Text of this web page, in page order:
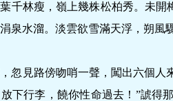
千林瘦，嶺上幾株松柏秀。未
泉水溜。淡雲欲雪滿天浮，朔風
忽見路傍吻哨一聲，闖出六個
下行李，饒你性命過去！”諕得